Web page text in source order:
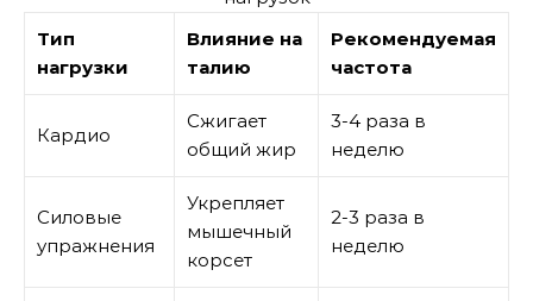
Тип
нагрузки
Влияние на
талию
Рекомендуемая
частота
Кардио
Сжигает
общий жир
3-4 раза в
неделю
Силовые
упражнения
Укрепляет
мышечный
корсет
2-3 раза в
неделю